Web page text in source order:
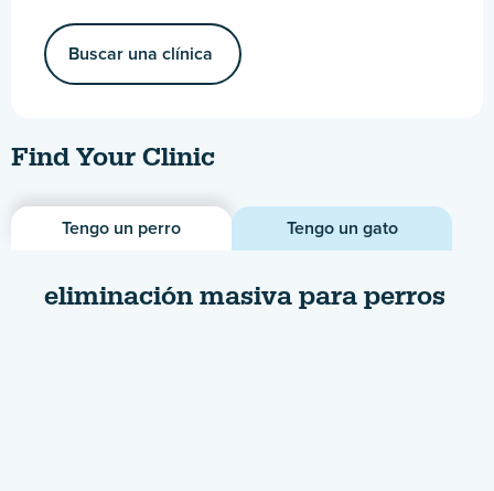
Buscar una clínica
Find Your Clinic
Tengo un perro Tengo un gato
eliminación masiva para perros